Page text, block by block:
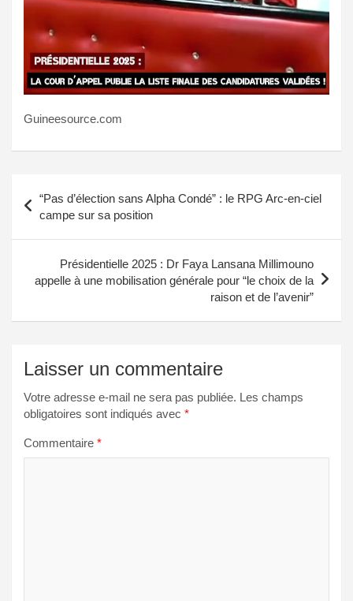
Guineesource.com
de
l’article
“Pas d’élection sans Alpha Condé” : le RPG Arc-en-ciel
campe sur sa position
Présidentielle 2025 : Dr Faya Lansana Millimouno
appelle à une mobilisation générale pour “le choix de la
raison et de l’avenir”
Laisser un commentaire
Votre adresse e-mail ne sera pas publiée. Les champs
obligatoires sont indiqués avec *
Commentaire *